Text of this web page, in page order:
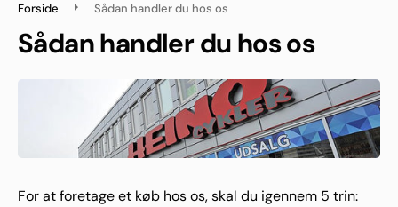
Forside Sådan handler du hos os
Sådan handler du hos os
For at foretage et køb hos os, skal du igennem 5 trin: